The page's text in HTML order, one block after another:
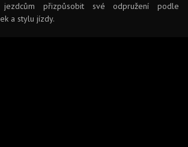
jezdcům přizpůsobit své odpružení podle
a stylu jízdy.